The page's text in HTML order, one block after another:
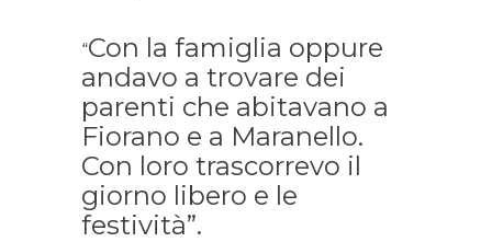
“Con la famiglia oppure
andavo a trovare dei
parenti che abitavano a
Fiorano e a Maranello.
Con loro trascorrevo il
giorno libero e le
festività”.